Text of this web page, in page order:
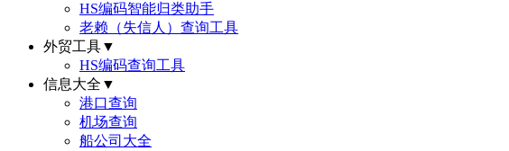
HS编码智能归类助手
老赖（失信人）查询工具
外贸工具▼
HS编码查询工具
信息大全 ▼
港口查询
机场查询
船公司大全